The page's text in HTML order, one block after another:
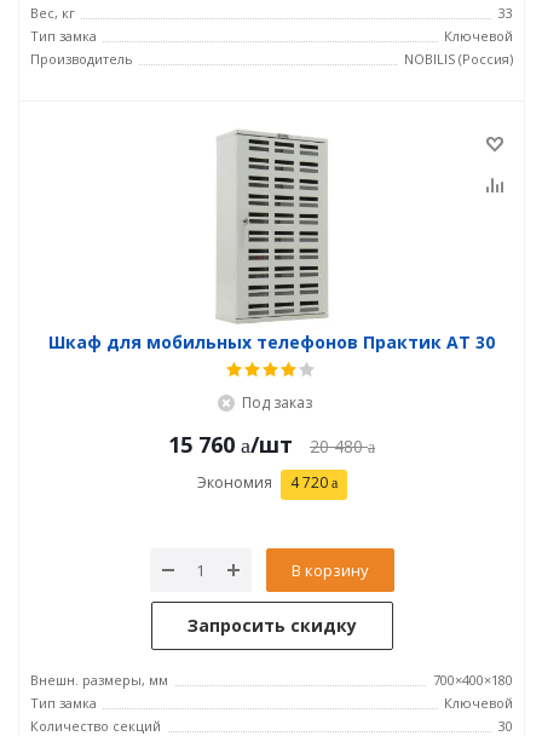
Вес, кг
33
Тип замка
Ключевой
Производитель
NOBILIS (Россия)
Шкаф для мобильных телефонов Практик АТ 30
Под заказ
15 760 /шт 20 480
Экономия 4 720
В корзину
Запросить скидку
Внешн. размеры, мм
700×400×180
Тип замка
Ключевой
Количество секций
30